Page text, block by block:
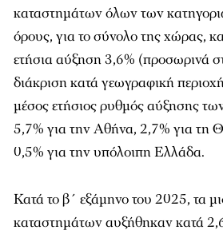
καταστημάτων όλων των
όρους, για το σύνολο της χώρας,
ετήσια αύξηση 3,6% (προσωρινά
διάκριση κατά γεωγραφική
μέσος ετήσιος ρυθμός αύξησης
5,7% για την Αθήνα, 2,7% για τη
0,5% για την υπόλοιπη Ελλάδα.
Κατά το β΄ εξάμηνο του 2025, τα
καταστημάτων αυξήθηκαν κατά